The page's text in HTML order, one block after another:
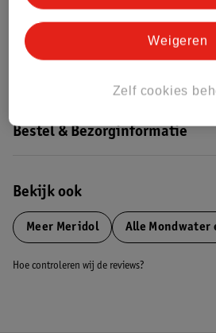
Nature Impact Score
Dit product heeft
Impact Score.
Bestel & Bezorginformatie
Bekijk ook
Meer Meridol Alle Mondwater
Hoe controleren wij de reviews?
Zelf cookies
Weigeren